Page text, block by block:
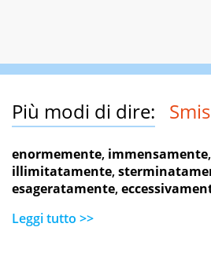
Più modi di dire:
enormemente, immensamente,
illimitatamente,
esageratamente,
Leggi tutto >>